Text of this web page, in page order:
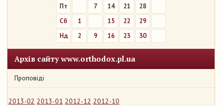
Пт
7 14 21
28
Сб
1 15 22
29
Нд
2 9 16 23 30
Архів сайту www.orthodox.pl.ua
Проповіді
2013-02 2013-01 2012-12 2012-10